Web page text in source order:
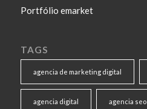
Portfólio emarket
TAGS
agencia de marketing digital
agencia digital agencia seo